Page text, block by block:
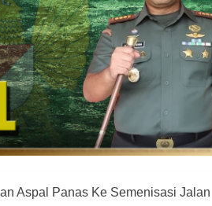
Aspal Panas Ke Semenisasi Jalan